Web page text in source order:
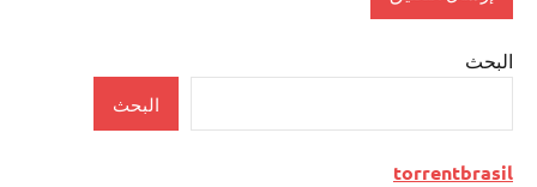
البحث
البحث
torrentbrasil